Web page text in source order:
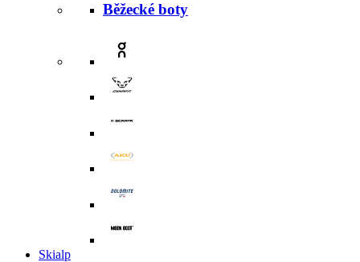
Běžecké boty
Skialp